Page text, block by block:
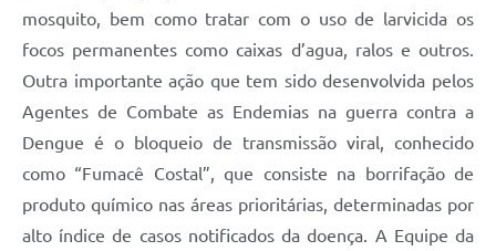
mosquito, bem como tratar com o uso de larvicida os
focos permanentes como caixas d’agua, ralos e outros.
Outra importante ação que tem sido desenvolvida pelos
Agentes de Combate as Endemias na guerra contra a
Dengue é o bloqueio de transmissão viral, conhecido
como “Fumacê Costal”, que consiste na borrifação de
produto químico nas áreas prioritárias, determinadas por
alto índice de casos notificados da doença. A Equipe da